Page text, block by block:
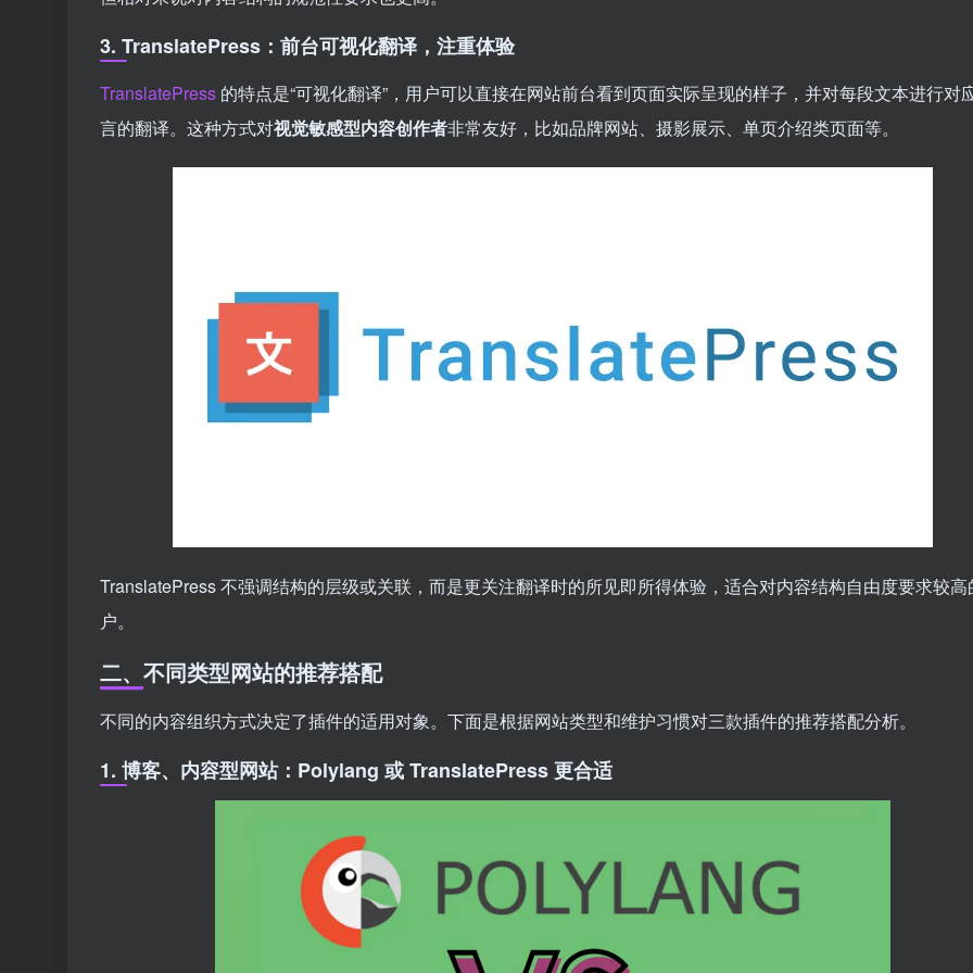
3. TranslatePress：前台可视化翻译，注重体验
TranslatePress 的特点是“可视化翻译”，用户可以直接在网站前台看到页面实际呈现的样子，并对每段文本进行对
言的翻译。这种方式对视觉敏感型内容创作者非常友好，比如品牌网站、摄影展示、单页介绍类页面等。
TranslatePress 不强调结构的层级或关联，而是更关注翻译时的所见即所得体验，适合对内容结构自由度要求较高
户。
二、不同类型网站的推荐搭配
不同的内容组织方式决定了插件的适用对象。下面是根据网站类型和维护习惯对三款插件的推荐搭配分析。
1. 博客、内容型网站：Polylang 或 TranslatePress 更合适